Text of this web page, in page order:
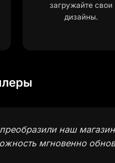
загружайте свои
дизайны.
наш
мгновенно